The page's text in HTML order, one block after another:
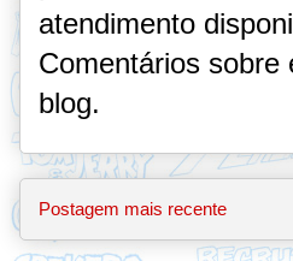
atendimento
Comentários sobre
blog.
Postagem mais recente